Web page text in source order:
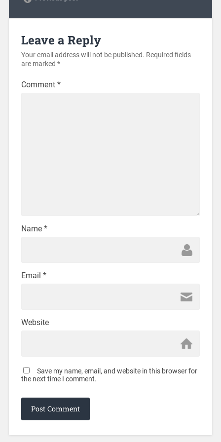
Leave a Reply
Your email address will not be published. Required fields
are marked *
Comment *
Name *
Email *
Website
Save my name, email, and website in this browser for
the next time I comment.